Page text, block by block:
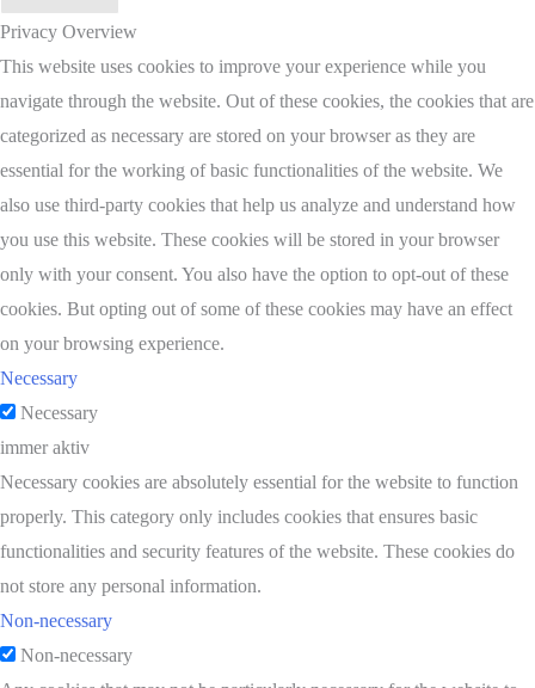
Privacy Overview
This website uses cookies to improve your experience while you
navigate through the website. Out of these cookies, the cookies that are
categorized as necessary are stored on your browser as they are
essential for the working of basic functionalities of the website. We
also use third-party cookies that help us analyze and understand how
you use this website. These cookies will be stored in your browser
only with your consent. You also have the option to opt-out of these
cookies. But opting out of some of these cookies may have an effect
on your browsing experience.
Necessary
Necessary
immer aktiv
Necessary cookies are absolutely essential for the website to function
properly. This category only includes cookies that ensures basic
functionalities and security features of the website. These cookies do
not store any personal information.
Non-necessary
Non-necessary